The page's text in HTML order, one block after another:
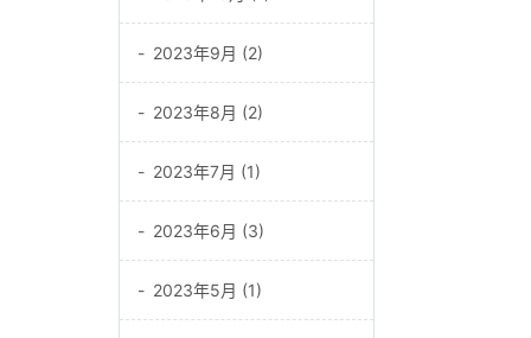
2023年9月 (2)
2023年8月 (2)
2023年7月 (1)
2023年6月 (3)
2023年5月 (1)